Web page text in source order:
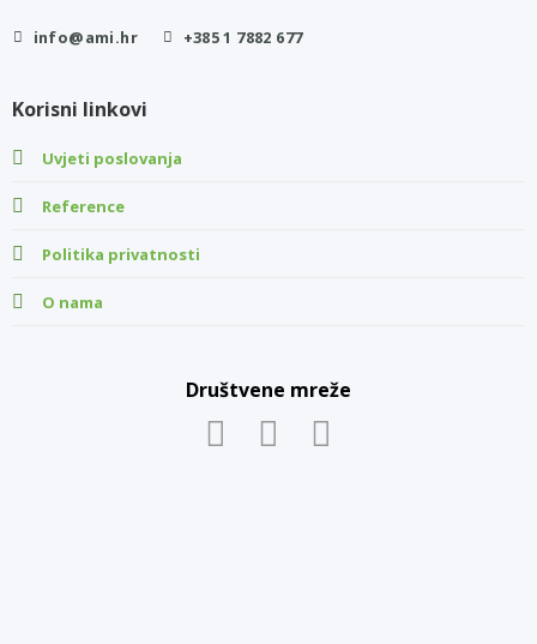
info@ami.hr +385 1 7882 677
Korisni linkovi
Uvjeti poslovanja
Reference
Politika privatnosti
O nama
Društvene mreže